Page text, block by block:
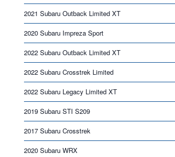
2021 Subaru Outback Limited XT
2020 Subaru Impreza Sport
2022 Subaru Outback Limited XT
2022 Subaru Crosstrek Limited
2022 Subaru Legacy Limited XT
2019 Subaru STI S209
2017 Subaru Crosstrek
2020 Subaru WRX